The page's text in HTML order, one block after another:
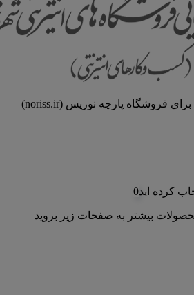
تمام حقوق اين وب‌سايت برای فروشگاه پارچه نوریس (noriss.ir)
کرده اید0
بیشتر به صفحات زیر بروید